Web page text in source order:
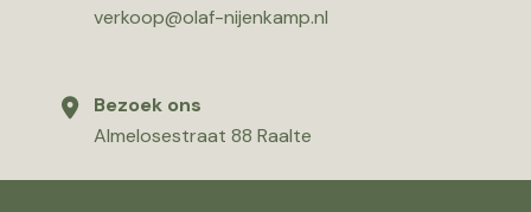
verkoop@olaf-nijenkamp.nl
Bezoek ons
Almelosestraat 88 Raalte